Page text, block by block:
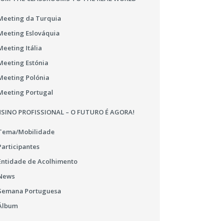
da Turquia
Eslováquia
Itália
Estónia
Polónia
Portugal
PROFISSIONAL – O FUTURO É AGORA!
Mobilidade
de Acolhimento
Portuguesa